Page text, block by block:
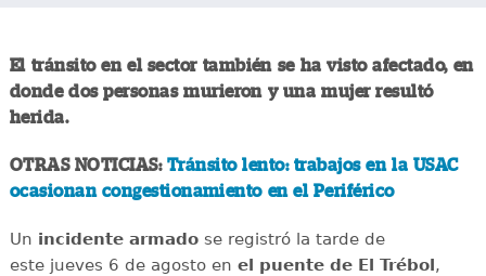
El tránsito en el sector también se ha visto afectado, en
donde dos personas murieron y una mujer resultó
herida.
OTRAS NOTICIAS: Tránsito lento: trabajos en la USAC
ocasionan congestionamiento en el Periférico
Un incidente armadose registró la tarde de
este jueves 6 de agosto en el puente de El Trébol,